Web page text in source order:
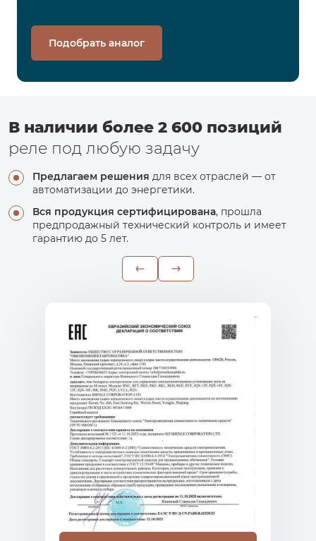
Подобрать аналог
В наличии более 2 600 позиций
реле под любую задачу
Предлагаем решения для всех отраслей — от
автоматизации до энергетики.
Вся продукция сертифицирована, прошла
предпродажный технический контроль и имеет
гарантию до 5 лет.